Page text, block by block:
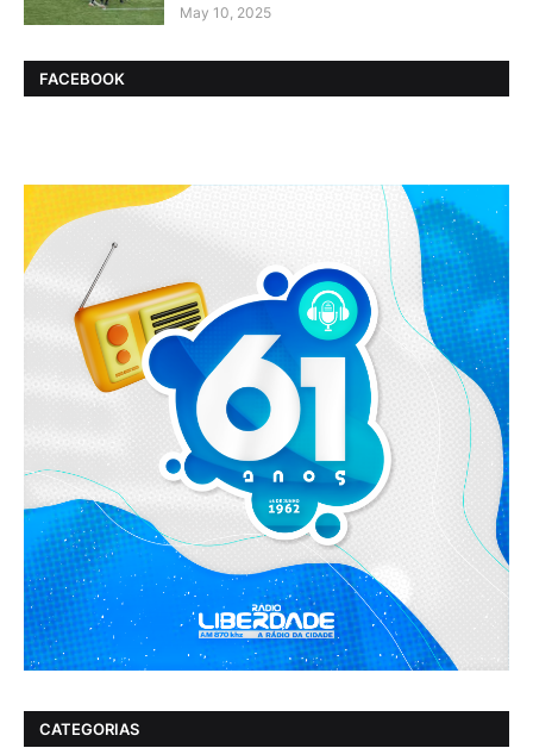
May 10, 2025
FACEBOOK
CATEGORIAS